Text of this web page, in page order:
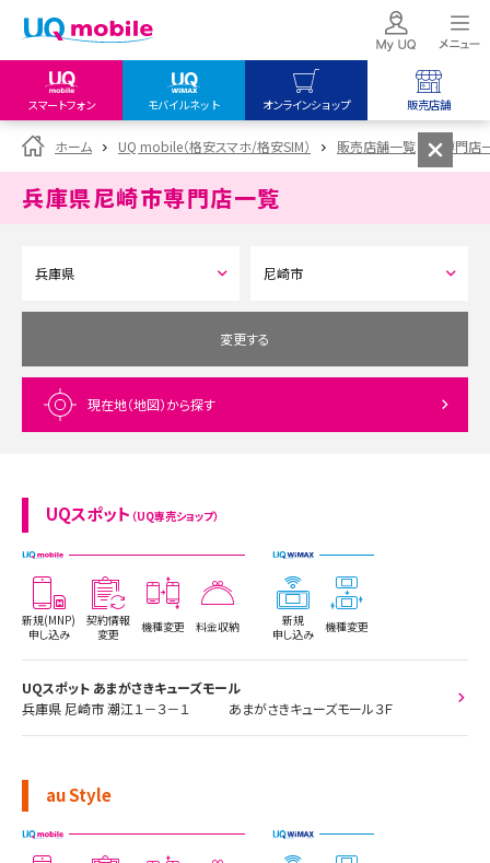
スマートフォン モバイルネット オンラインショップ 販売店舗
my UQ WiMAX
UQ WiMAX ご契約の方
My UQ mobile
データチャージサイト
UQ mobile
オンラインショップ
UQ WiMAX
UQ mobile
販売店舗
UQ WiMAX
ホーム UQ mobile（格安スマホ/格安SIM） 販売店舗一覧 専門店
兵庫県尼崎市専門店一覧
変更する
現在地（地図）から探す
UQスポット （UQ専売ショップ）
新規(MNP)
申し込み
契約情報
変更
機種変更 料金収納
新規
申し込み
機種変更
UQスポット あまがさきキューズモール
兵庫県 尼崎市 潮江１－３－１ あまがさきキューズモール３Ｆ
au Style